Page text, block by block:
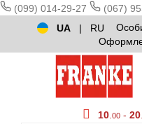
(099) 014-29-27
(067)
UA
| RU
10 00 - 20